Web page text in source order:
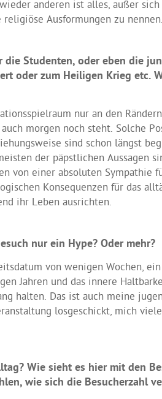
anderen ist alles, außer sich
Ausformungen zu nennen.
Studenten, oder eben die
oder zum Heiligen Krieg etc.
nur an den
morgen noch steht. Solche
sind schon längst
der päpstlichen Aussagen
von einer absoluten Sympathie
Konsequenzen für das
ihr Leben ausrichten.
nur ein Hype? Oder mehr?
von wenigen Wochen,
Jahren und das innere
halten. Das ist auch meine
losgeschickt, mich
Wie sieht es hier mit den
wie sich die Besucherzahl